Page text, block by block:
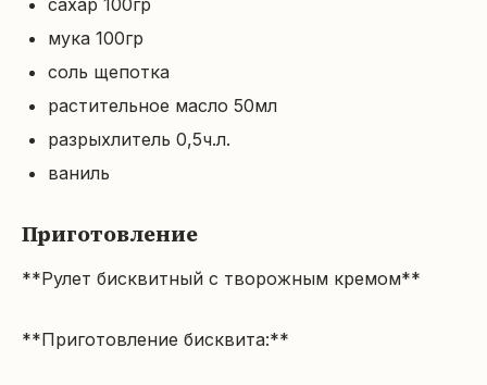
сахар 100гр
мука 100гр
соль щепотка
растительное масло 50мл
разрыхлитель 0,5ч.л.
ваниль
Приготовление
**Рулет бисквитный с творожным кремом**
**Приготовление бисквита:**